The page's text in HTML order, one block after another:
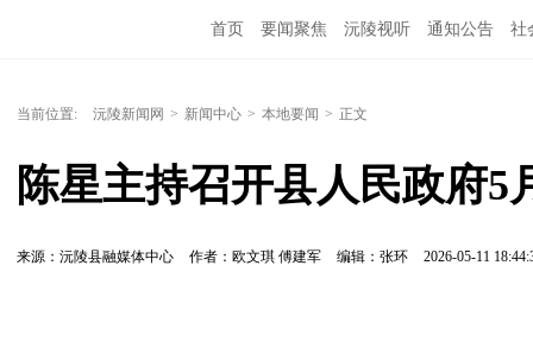
首页 要闻聚焦 沅陵视听 通知公告 社
当前位置: 沅陵新闻网 > 新闻中心 > 本地要闻 > 正文
陈星主持召开县人民政府5
来源：沅陵县融媒体中心 作者：欧文琪 傅建军 编辑：张环 2026-05-11